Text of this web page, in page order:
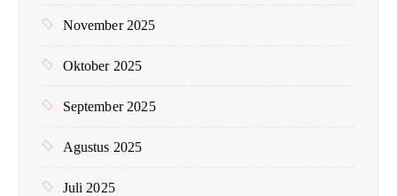
November 2025
Oktober 2025
September 2025
Agustus 2025
Juli 2025